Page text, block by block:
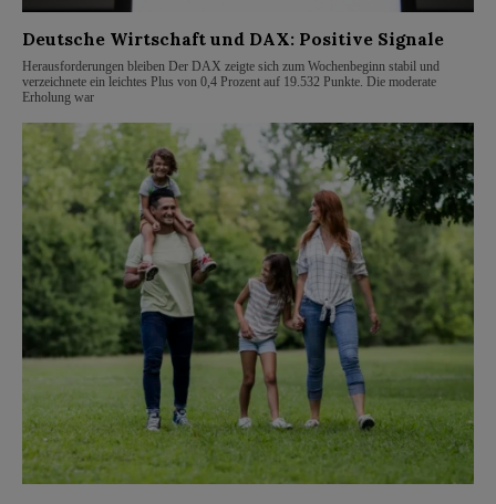
Deutsche Wirtschaft und DAX: Positive Signale
Herausforderungen bleiben Der DAX zeigte sich zum Wochenbeginn stabil und
verzeichnete ein leichtes Plus von 0,4 Prozent auf 19.532 Punkte. Die moderate
Erholung war